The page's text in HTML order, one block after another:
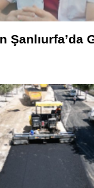
Şanlıurfa’da